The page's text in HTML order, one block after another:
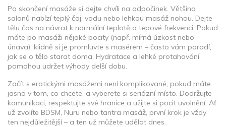
Po skončení masáže si dejte chvíli na odpočinek. Většina
salonů nabízí teplý čaj, vodu nebo lehkou masáž nohou. Dejte
tělu čas na návrat k normální teplotě a tepové frekvenci. Pokud
máte po masáži nějaké pocity (např. mírná úzkost nebo
únava), klidně si je promluvte s masérem – často vám poradí,
jak se o tělo starat doma. Hydratace a lehké protahování
pomohou udržet výhody delší dobu.
Začít s erotickými masážemi není komplikované, pokud máte
jasno v tom, co chcete, a vyberete si seriózní místo. Dodržujte
komunikaci, respektujte své hranice a užijte si pocit uvolnění. Ať
už zvolíte BDSM, Nuru nebo tantra masáž, první krok je vždy
ten nejdůležitější – a ten už můžete udělat dnes.